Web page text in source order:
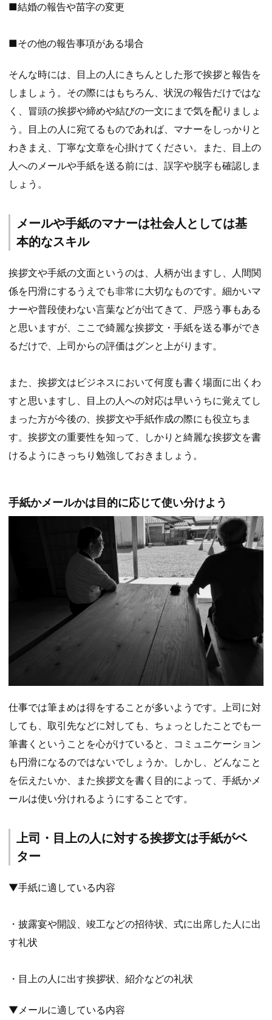
■結婚の報告や苗字の変更
■その他の報告事項がある場合
そんな時には、目上の人にきちんとした形で挨拶と報告を
しましょう。その際にはもちろん、状況の報告だけではな
く、冒頭の挨拶や締めや結びの一文にまで気を配りましょ
う。目上の人に宛てるものであれば、マナーをしっかりと
わきまえ、丁寧な文章を心掛けてください。また、目上の
人へのメールや手紙を送る前には、誤字や脱字も確認しま
しょう。
メールや手紙のマナーは社会人としては基
本的なスキル
挨拶文や手紙の文面というのは、人柄が出ますし、人間関
係を円滑にするうえでも非常に大切なものです。細かいマ
ナーや普段使わない言葉などが出てきて、戸惑う事もある
と思いますが、ここで綺麗な挨拶文・手紙を送る事ができ
るだけで、上司からの評価はグンと上がります。
また、挨拶文はビジネスにおいて何度も書く場面に出くわ
すと思いますし、目上の人への対応は早いうちに覚えてし
まった方が今後の、挨拶文や手紙作成の際にも役立ちま
す。挨拶文の重要性を知って、しかりと綺麗な挨拶文を書
けるようにきっちり勉強しておきましょう。
手紙かメールかは目的に応じて使い分けよう
仕事では筆まめは得をすることが多いようです。上司に対
しても、取引先などに対しても、ちょっとしたことでも一
筆書くということを心がけていると、コミュニケーション
も円滑になるのではないでしょうか。しかし、どんなこと
を伝えたいか、また挨拶文を書く目的によって、手紙かメ
ールは使い分けれるようにすることです。
上司・目上の人に対する挨拶文は手紙がベ
ター
▼手紙に適している内容
・披露宴や開設、竣工などの招待状、式に出席した人に出
す礼状
・目上の人に出す挨拶状、紹介などの礼状
▼メールに適している内容